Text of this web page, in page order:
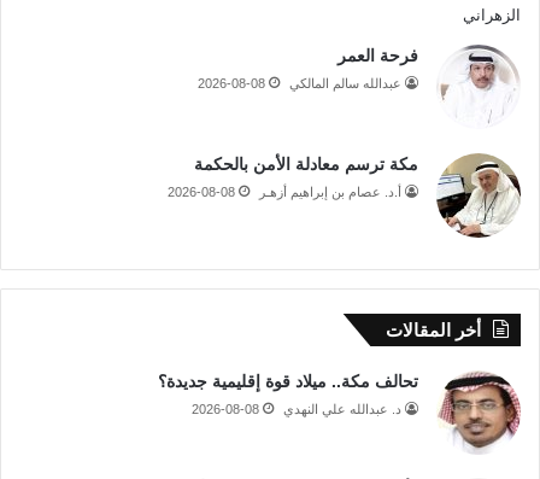
فرحة العمر
عبدالله سالم المالكي 2026-08-08
مكة ترسم معادلة الأمن بالحكمة
أ.د. عصام بن إبراهيم أزهـر 2026-08-08
أخر المقالات
تحالف مكة.. ميلاد قوة إقليمية جديدة؟
د. عبدالله علي النهدي 2026-08-08